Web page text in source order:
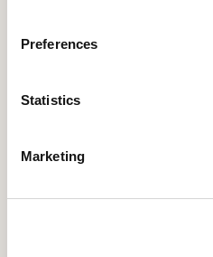
Preferences
Statistics
Marketing
Konkrete next step
arbejde videre med at
Økonomisk fokus
Får indblik i hvordan I